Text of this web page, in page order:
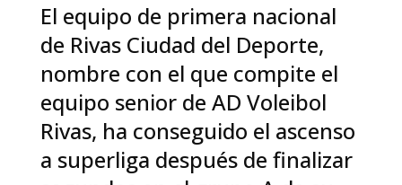
El equipo de primera nacional
de Rivas Ciudad del Deporte,
nombre con el que compite el
equipo senior de AD Voleibol
Rivas, ha conseguido el ascenso
a superliga después de finalizar